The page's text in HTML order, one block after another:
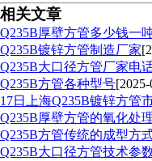
相关文章
Q235B厚壁方管多少钱一
Q235B镀锌方管制造厂家
Q235B大口径方管厂家电
Q235B方管各种型号
17日上海Q235B镀锌方管
Q235B厚壁方管的氧化处
Q235B方管传统的成型方
Q235B大口径方管技术参